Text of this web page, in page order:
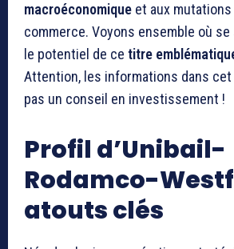
macroéconomique et aux
commerce. Voyons ensemble où
le potentiel de ce titre
Attention, les informations dans
pas un conseil en investissement !
Profil d’Unibail-
Rodamco-
atouts clés